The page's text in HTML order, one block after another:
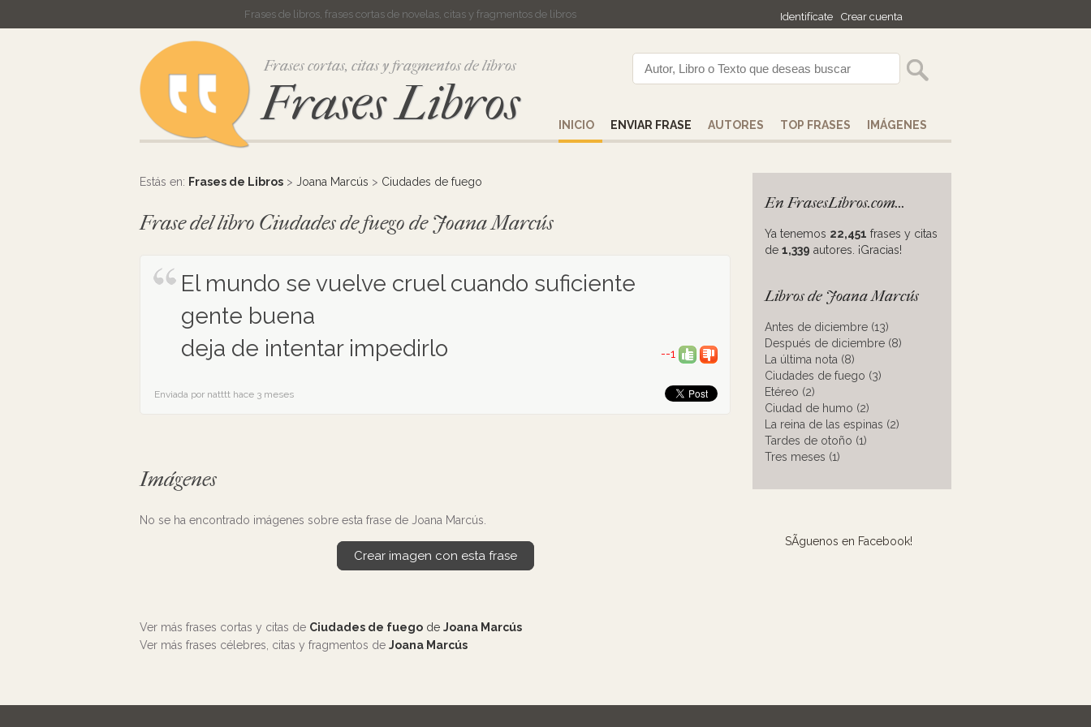
Identifícate Crear cuenta
Frases de libros, frases cortas de novelas, citas y fragmentos de libros
Frases cortas, citas y fragmentos de libros
Frases Libros INICIO ENVIAR FRASE AUTORES TOP FRASES IMÁGENES
Estás en: Frases de Libros > Joana Marcús > Ciudades de fuego
Frase del libro Ciudades de fuego de Joana Marcús
El mundo se vuelve cruel cuando suficiente
gente buena
deja de intentar impedirlo
--1
Enviada por natttt hace 3 meses
Imágenes
No se ha encontrado imágenes sobre esta frase de Joana Marcús.
Crear imagen con esta frase
Ver más frases cortas y citas de Ciudades de fuego de Joana Marcús
Ver más frases célebres, citas y fragmentos de Joana Marcús
En FrasesLibros.com...
Ya tenemos 22,451 frases y citas
de 1,339 autores. ¡Gracias!
Libros de Joana Marcús
Antes de diciembre (13)
Después de diciembre (8)
La última nota (8)
Ciudades de fuego (3)
Etéreo (2)
Ciudad de humo (2)
La reina de las espinas (2)
Tardes de otoño (1)
Tres meses (1)
SÃ­guenos en Facebook!